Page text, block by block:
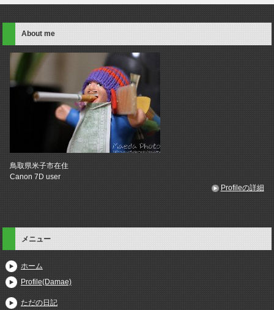
About me
鳥取県米子市在住
Canon 7D user
Profileの詳細
メニュー
ホーム
Profile(Damae)
ただの日記